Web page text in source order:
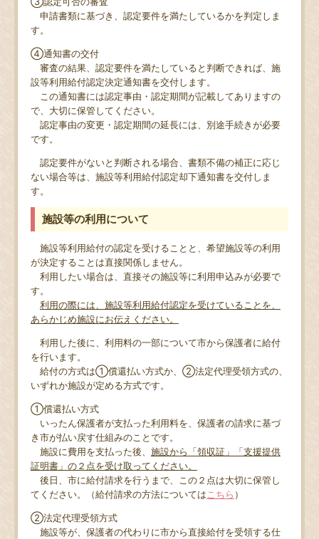
申請書類に基づき、認定要件を満たしているかを判定しま
す。
④通知書の交付
審査の結果、認定要件を満たしていると判断できれば、施
設等利用給付認定決定通知書を交付します。
この通知書には認定事由・認定期間が記載してありますの
で、大切に保管してください。
認定事由の変更・認定期間の延長には、別途手続きが必要
です。
認定要件がないと判断される場合、書類不備の補正に応じ
ない場合等は、施設等利用給付認定却下通知書を交付しま
す。
施設等の利用について
施設等利用給付の認定を受けることと、希望施設等の利用
が決定することは直接関係しません。
利用したい場合は、直接その施設等に利用申込みが必要で
す。
利用の際には、施設等利用給付認定を受けていることを、
あらかじめ施設にお伝えください。
利用した後に、利用料の一部について市から保護者に給付
を行います。
給付の方式は①償還払い方式か、②法定代理受領方式の、
いずれか施設が定める方式です。
①償還払い方式
いったん保護者が支払った利用料を、保護者の請求に基づ
き市が払い戻す仕組みのことです。
施設に費用を支払った後、 施設から「領収証」「支援提供
証明書」の２点を受け取ってください。
後日、市に給付請求を行うまで、この２点は大切に保管し
てください。（給付請求の方法についてはこちら ）
②法定代理受領方式
施設等が、保護者の代わりに市から直接給付を受領する仕